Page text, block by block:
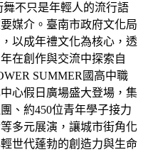
舞不只是年輕人的流行語
媒介。臺南市政府文化局
以成年禮文化為核心，透
在創作與交流中探索自
SUMMER國高中職
心假日廣場盛大登場，集
、約450位青年學子接力
多元展演，讓城市街角化
世代蓬勃的創造力與生命